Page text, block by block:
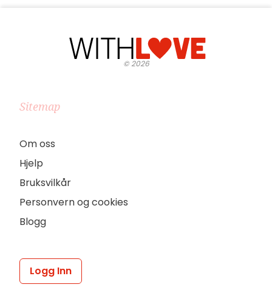
©2026
Sitemap
Om oss
Hjelp
Bruksvilkår
Personvern og cookies
Blogg
Logg Inn